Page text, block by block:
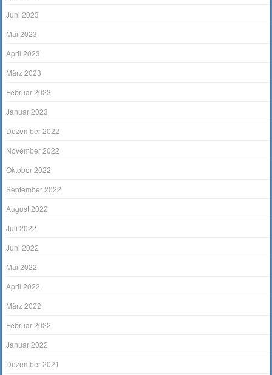
Juni 2023
Mai 2023
April 2023
März 2023
Februar 2023
Januar 2023
Dezember 2022
November 2022
Oktober 2022
September 2022
August 2022
Juli 2022
Juni 2022
Mai 2022
April 2022
März 2022
Februar 2022
Januar 2022
Dezember 2021